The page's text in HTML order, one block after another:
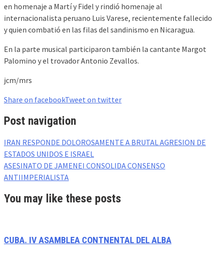
en homenaje a Martí y Fidel y rindió homenaje al
internacionalista peruano Luis Varese, recientemente fallecido
y quien combatió en las filas del sandinismo en Nicaragua.
En la parte musical participaron también la cantante Margot
Palomino y el trovador Antonio Zevallos.
jcm/mrs
Share on facebookTweet on twitter
Post navigation
IRAN RESPONDE DOLOROSAMENTE A BRUTAL AGRESION DE
ESTADOS UNIDOS E ISRAEL
ASESINATO DE JAMENEI CONSOLIDA CONSENSO
ANTIIMPERIALISTA
You may like these posts
CUBA. IV ASAMBLEA CONTNENTAL DEL ALBA